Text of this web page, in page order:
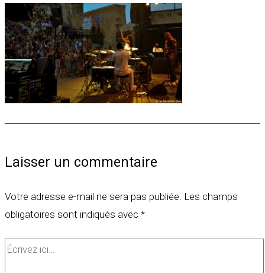
Laisser un commentaire
Votre adresse e-mail ne sera pas publiée. Les champs
obligatoires sont indiqués avec *
Écrivez